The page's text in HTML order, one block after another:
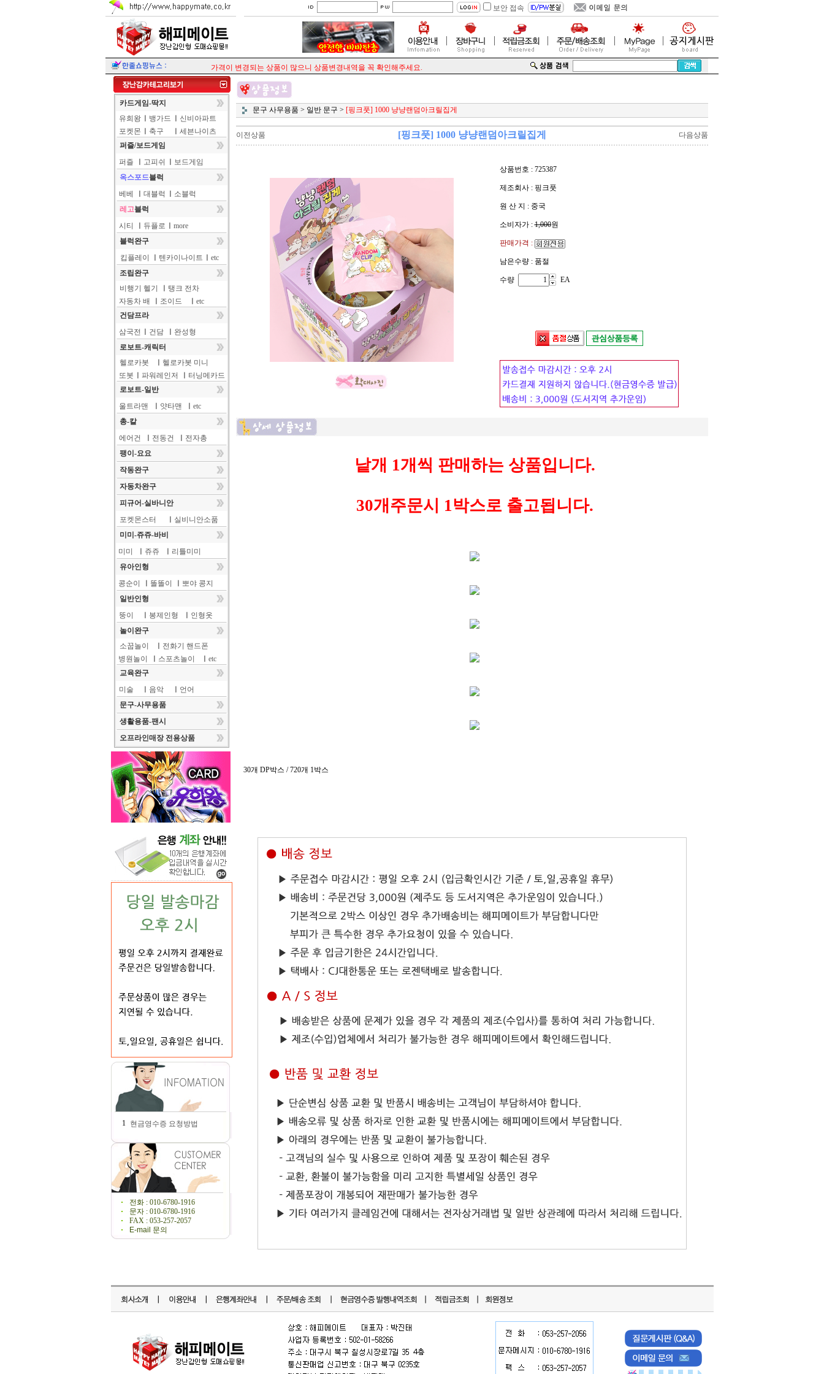
보안 접속
가격이 변경되는 상품이 많으니 상품변경내역을 꼭 확인해주세요.
카드게임-딱지
유희왕
뱅가드
신비아파트
포켓몬
축구
세븐나이츠
퍼즐/보드게임
퍼즐
고피쉬
보드게임
옥스포드블럭
베베
대블럭
소블럭
레고블럭
시티
듀플로
more
블럭완구
킵플레이
텐카이나이트
etc
조립완구
비행기 헬기
탱크 전차
자동차 배
조이드
etc
건담프라
삼국전
건담
완성형
로보트-캐릭터
헬로카봇
헬로카봇 미니
또봇
파워레인저
터닝메카드
로보트-일반
울트라맨
얏타맨
etc
총-칼
에어건
전동건
전자총
팽이-요요
작동완구
자동차완구
피규어-실바니안
포켓몬스터
실비니안소품
미미-쥬쥬-바비
미미
쥬쥬
리틀미미
유아인형
콩순이
똘똘이
뽀야 콩지
일반인형
뚱이
봉제인형
인형옷
놀이완구
소꿉놀이
전화기 핸드폰
병원놀이
스포츠놀이
etc
교육완구
미술
음악
언어
문구-사무용품
생활용품-팬시
오프라인매장 전용상품
1 현금영수증 요청방법
전화 : 010-6780-1916
문자 : 010-6780-1916
FAX : 053-257-2057
E-mail 문의
문구 사무용품 > 일반 문구 > [핑크풋] 1000 냥냥랜덤아크릴집게
이전상품 [핑크풋] 1000 냥냥랜덤아크릴집게 다음상품
상품번호 : 725387
제조회사 : 핑크풋
원 산 지 : 중국
소비자가 :1,000원
판매가격 :
남은수량 : 품절
수량 EA
낱개 1개씩 판매하는 상품입니다.
30개주문시 1박스로 출고됩니다.
30개 DP박스 / 720개 1박스